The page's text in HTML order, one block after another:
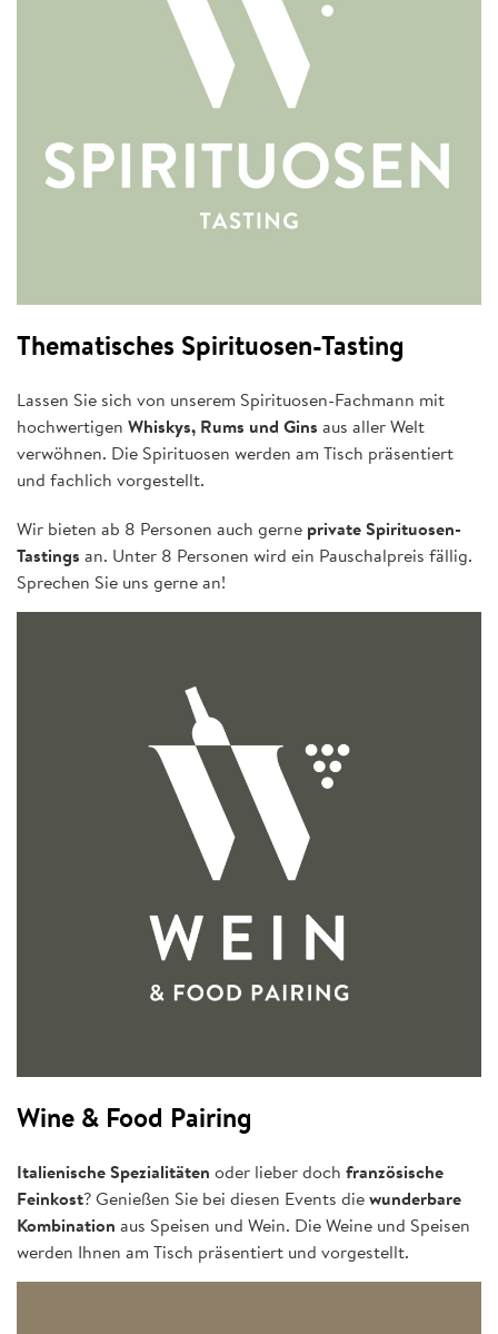
Thematisches Spirituosen-Tasting
Lassen Sie sich von unserem Spirituosen-Fachmann mit
hochwertigen Whiskys, Rums und Gins aus aller Welt
verwöhnen. Die Spirituosen werden am Tisch präsentiert
und fachlich vorgestellt.
Wir bieten ab 8 Personen auch gerne private Spirituosen-
Tastings an. Unter 8 Personen wird ein Pauschalpreis fällig.
Sprechen Sie uns gerne an!
Wine & Food Pairing
Italienische Spezialitäten oder lieber doch französische
Feinkost? Genießen Sie bei diesen Events diewunderbare
Kombination aus Speisen und Wein. Die Weine und Speisen
werden Ihnen am Tisch präsentiert und vorgestellt.